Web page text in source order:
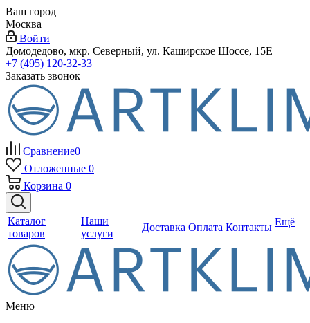
Ваш город
Москва
Войти
Домодедово, мкр. Северный, ул. Каширское Шоссе, 15Е
+7 (495) 120-32-33
Заказать звонок
Сравнение0
Отложенные 0
Корзина 0
Каталог
товаров
Наши
услуги
Доставка Оплата Контакты Ещё
Меню